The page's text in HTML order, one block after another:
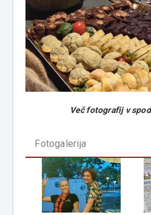
Več fotografij v
Fotogalerija